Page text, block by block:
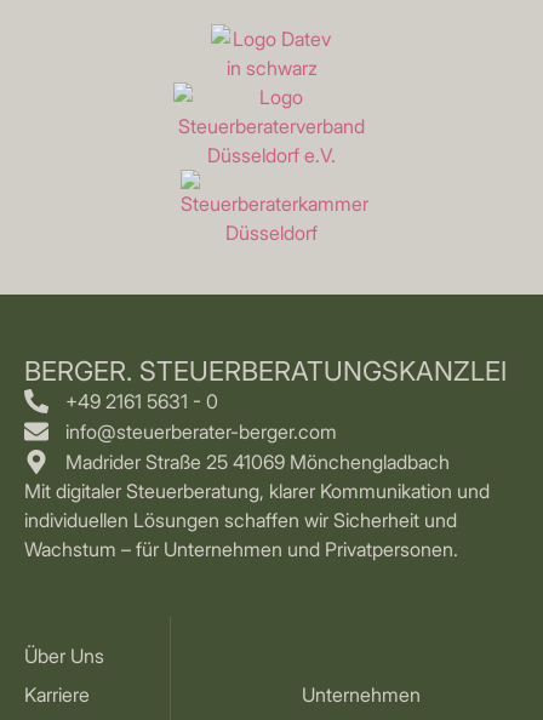
BERGER. STEUERBERATUNGSKANZLEI
+49 2161 5631 - 0
info@steuerberater-berger.com
Madrider Straße 25 41069 Mönchengladbach
Mit digitaler Steuerberatung, klarer Kommunikation und
individuellen Lösungen schaffen wir Sicherheit und
Wachstum – für Unternehmen und Privatpersonen.
Über Uns
Karriere
Unternehmen